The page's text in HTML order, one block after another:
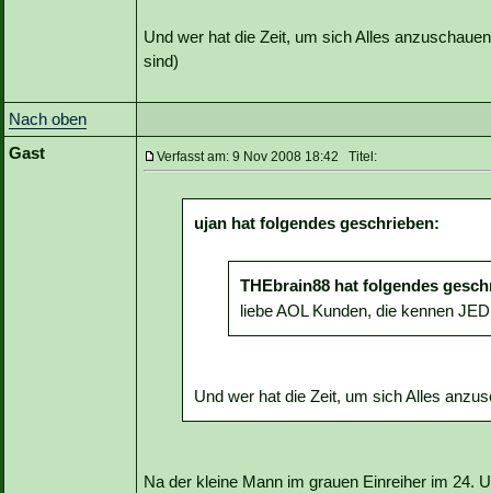
Und wer hat die Zeit, um sich Alles
sind)
Nach oben
Gast
Verfasst am: 9 Nov 2008 18:42 Titel:
ujan hat folgendes geschrieben:
THEbrain88 hat folgendes
liebe AOL Kunden, die kennen
Und wer hat die Zeit, um sich Alles
Na der kleine Mann im grauen Einreiher im 24.